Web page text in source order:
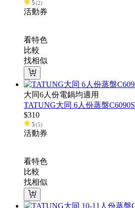
5(2)
活動券
看特色
比較
找相似
大同6人份電鍋均適用
TATUNG大同 6人份蒸盤C6090S
$310
5(5)
活動券
看特色
比較
找相似